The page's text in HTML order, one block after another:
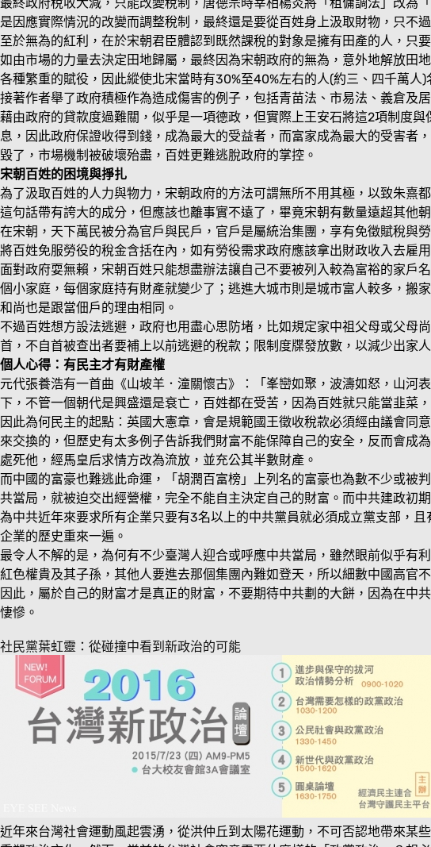
是因應實際情況的改變而調整稅制，最終還是要從百姓身上汲取財物，只不
至於無為的紅利，在於宋朝君臣體認到既然課稅的對象是擁有田產的人，
如由市場的力量去決定田地歸屬，最終因為宋朝政府的無為，意外地解放田
各種繁重的賦役，因此縱使北宋當時有30%至40%左右的人(約三、四千萬
接著作者舉了政府積極作為造成傷害的例子，包括青苗法、市易法、義倉及
藉由政府的貸款度過難關，似乎是一項德政，但實際上王安石將這2項制度
息，因此政府保證收得到錢，成為最大的受益者，而富家成為最大的受害
毀了，市場機制被破壞殆盡，百姓更難逃脫政府的掌控。
宋朝百姓的困境與掙扎
為了汲取百姓的人力與物力，宋朝政府的方法可謂無所不用其極，以致朱熹
這句話帶有誇大的成分，但應該也離事實不遠了，畢竟宋朝有數量遠超其他
在宋朝，天下萬民被分為官戶與民戶，官戶是屬統治集團，享有免徵賦稅與
將百姓免服勞役的稅金含括在內，如有勞役需求政府應該拿出財政收入去雇
面對政府耍無賴，宋朝百姓只能想盡辦法讓自己不要被列入較為富裕的家
個小家庭，每個家庭持有財產就變少了；逃進大城市則是城市富人較多，搬
和尚也是跟當佃戶的理由相同。
不過百姓想方設法逃避，政府也用盡心思防堵，比如規定家中祖父母或父
首，不自首被查出者要補上以前逃避的稅款；限制度牒發放數，以減少出家
個人心得：有民主才有財產權
元代張養浩有一首曲《山坡羊．潼關懷古》：「峯巒如聚，波濤如怒，山河
下，不管一個朝代是興盛還是衰亡，百姓都在受苦，因為百姓就只能當韭菜
因此為何民主的起點：英國大憲章，會是規範國王徵收稅款必須經由議會
來交換的，但歷史有太多例子告訴我們財富不能保障自己的安全，反而會
處死他，經馬皇后求情方改為流放，並充公其半數財產。
而中國的富豪也難逃此命運，「胡潤百富榜」上列名的富豪也為數不少或被
共當局，就被迫交出經營權，完全不能自主決定自己的財富。而中共建政初
為中共近年來要求所有企業只要有3名以上的中共黨員就必須成立黨支部，
企業的歷史重來一遍。
最令人不解的是，為何有不少臺灣人迎合或呼應中共當局，雖然眼前似乎
紅色權貴及其子孫，其他人要進去那個集團內難如登天，所以細數中國高官
因此，屬於自己的財富才是真正的財富，不要期待中共劃的大餅，因為在
悽慘。
社民黨葉虹靈：從碰撞中看到新政治的可能
近年來台灣社會運動風起雲湧，從洪仲丘到太陽花運動，不可否認地帶來某